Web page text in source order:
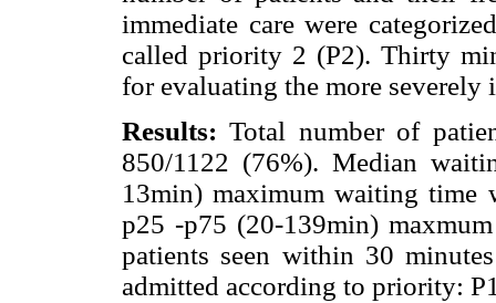
immediate care were
called priority 2 (P2). Thirty
for evaluating the more severely
Results: Total number of
850/1122 (76%). Median
13min) maximum waiting time
p25 -p75 (20-139min)
patients seen within 30
admitted according to priority: